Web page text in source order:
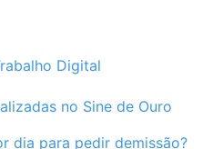
Digital
no Sine de Ouro
dia para pedir demissão?